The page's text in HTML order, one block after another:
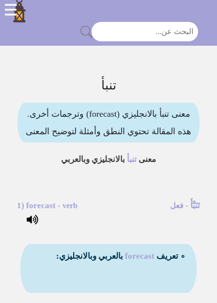
تنبأ
معنى تنبأ بالانجليزي (forecast) وترجمات أخرى.
هذه المقالة تحتوي النطق وأمثلة لتوضيح المعنى
معنى تنبأ بالانجليزي وبالعربي
تَنَبَّأَ - فعل 1) forecast - verb
∘ تعريفforecast بالعربي وبالانجليزي: